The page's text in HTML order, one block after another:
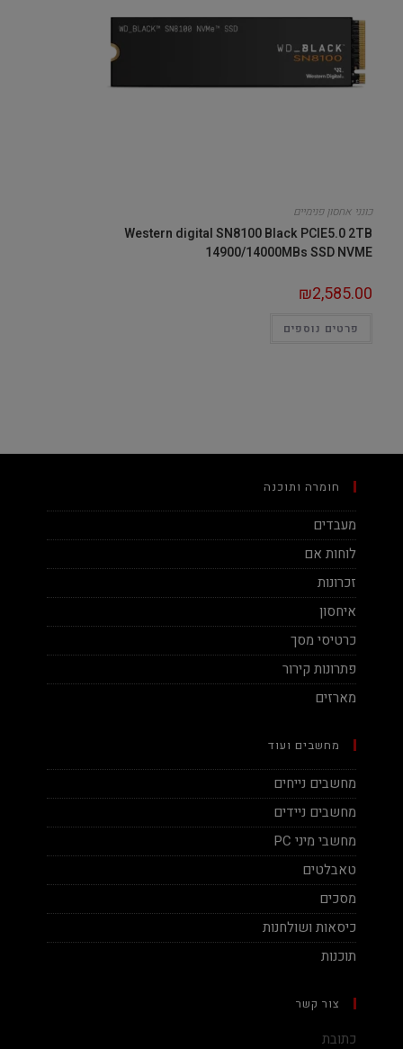
כונני אחסון פנימיים
Western digital SN8100 Black PCIE5.0 2TB
14900/14000MBs SSD NVME
₪2,585.00
פרטים נוספים
חומרה ותוכנה
מעבדים
לוחות אם
זכרונות
איחסון
כרטיסי מסך
פתרונות קירור
מארזים
מחשבים ועוד
מחשבים נייחים
מחשבים ניידים
מחשבי מיני PC
טאבלטים
מסכים
כיסאות ושולחנות
תוכנות
צור קשר
כתובת